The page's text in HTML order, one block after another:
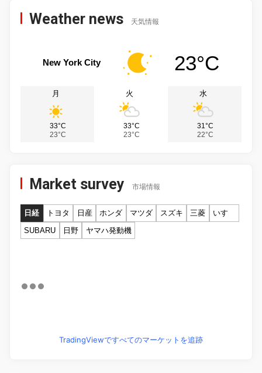
Weather news 天気情報
New York City 23°C
月
33°C
23°C
火
33°C
23°C
水
31°C
22°C
Market survey 市場情報
日経 トヨタ 日産 ホンダ マツダ スズキ 三菱
いすゞ
SUBARU
日野 ヤマハ発動機
TradingViewですべてのマーケットを追跡